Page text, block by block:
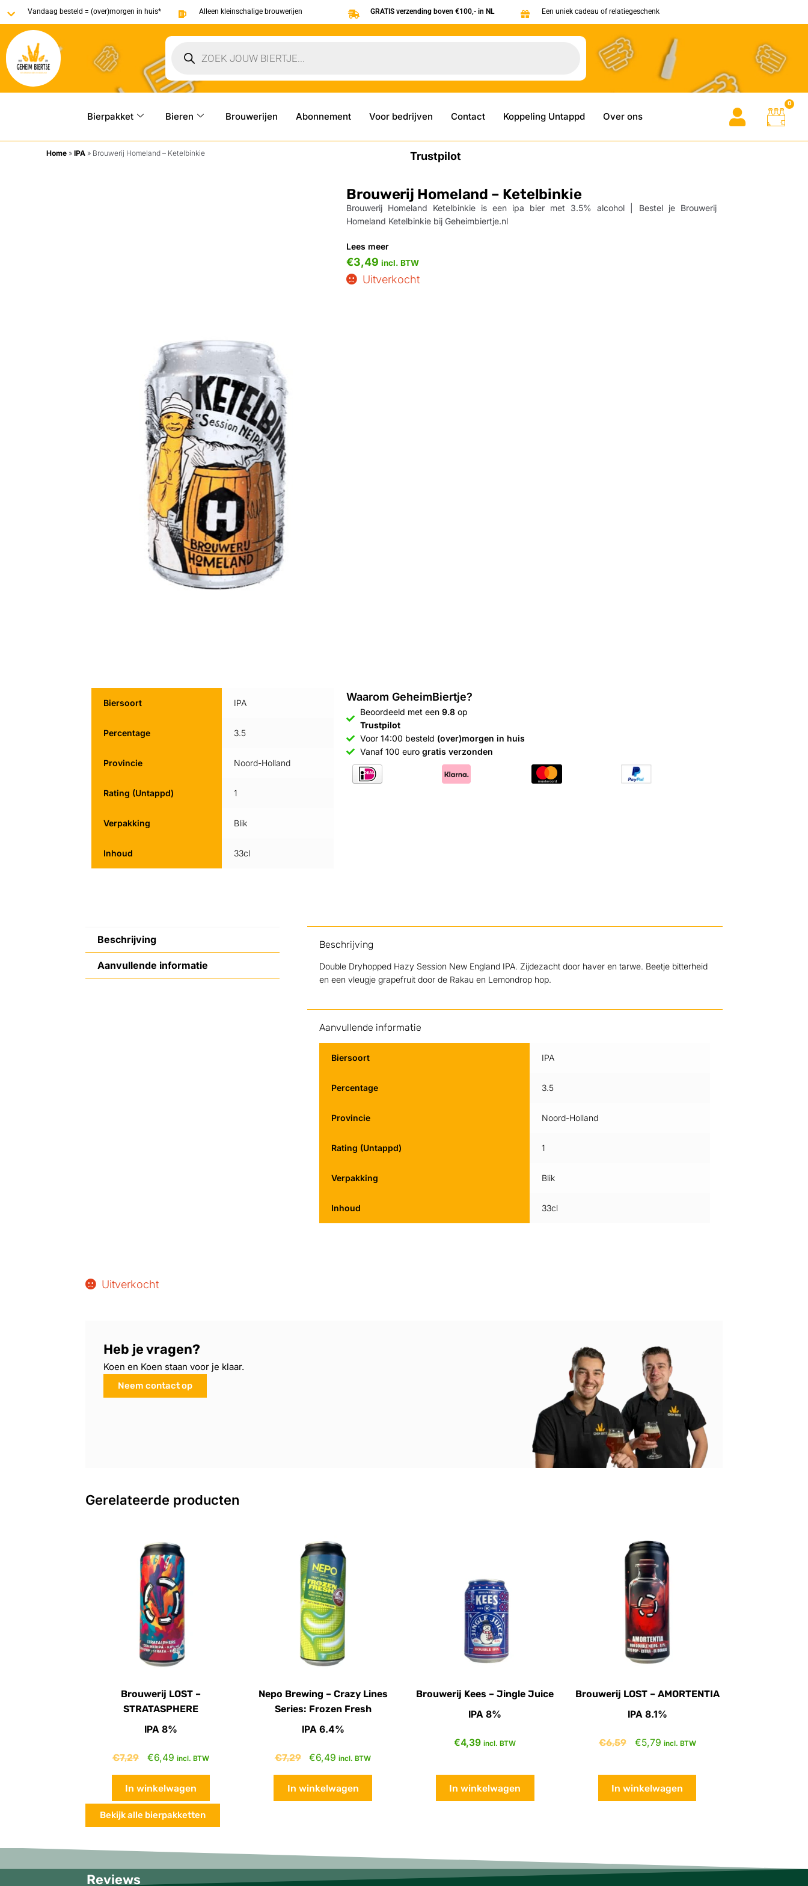
Vandaag besteld = (over)morgen in huis* Alleen kleinschalige brouwerijen GRATIS verzending boven €100,- in NL Een uniek cadeau of relatiegeschenk
Bierpakket Bieren Brouwerijen Abonnement Voor bedrijven Contact Koppeling Untappd Over ons
0
Home »IPA » Brouwerij Homeland – Ketelbinkie Trustpilot
Brouwerij Homeland – Ketelbinkie
Brouwerij Homeland Ketelbinkie is een ipa bier met 3.5% alcohol | Bestel je Brouwerij
Homeland Ketelbinkie bij Geheimbiertje.nl
Lees meer
€3,49 incl. BTW
Uitverkocht
Biersoort IPA
Percentage 3.5
Provincie Noord-Holland
Rating (Untappd) 1
Verpakking Blik
Inhoud 33cl
Waarom GeheimBiertje?
Beoordeeld met een 9.8op
Trustpilot
Voor 14:00 besteld (over)morgen in huis
Vanaf 100 euro gratis verzonden
Beschrijving
Aanvullende informatie
Beschrijving
Double Dryhopped Hazy Session New England IPA. Zijdezacht door haver en tarwe. Beetje bitterheid
en een vleugje grapefruit door de Rakau en Lemondrop hop.
Aanvullende informatie
Biersoort IPA
Percentage 3.5
Provincie Noord-Holland
Rating (Untappd) 1
Verpakking Blik
Inhoud 33cl
Uitverkocht
Heb je vragen?
Koen en Koen staan voor je klaar.
Neem contact op
Gerelateerde producten
Brouwerij LOST –
STRATASPHERE
IPA 8%
€7,29 €6,49 incl. BTW
In winkelwagen
Nepo Brewing – Crazy Lines
Series: Frozen Fresh
IPA 6.4%
€7,29 €6,49 incl. BTW
In winkelwagen
Brouwerij Kees – Jingle Juice
IPA 8%
€4,39 incl. BTW
In winkelwagen
Brouwerij LOST – AMORTENTIA
IPA 8.1%
€6,59 €5,79 incl. BTW
In winkelwagen
Bekijk alle bierpakketten
Reviews